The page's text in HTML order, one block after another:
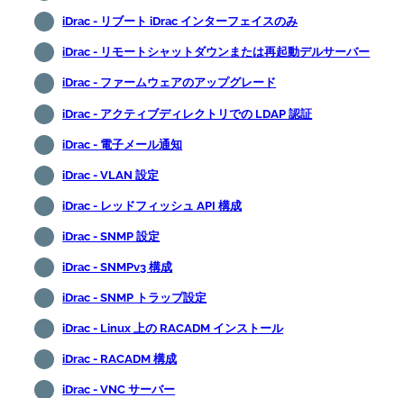
iDrac - リブート iDrac インターフェイスのみ
iDrac - リモートシャットダウンまたは再起動デルサーバー
iDrac - ファームウェアのアップグレード
iDrac - アクティブディレクトリでの LDAP 認証
iDrac - 電子メール通知
iDrac - VLAN 設定
iDrac - レッドフィッシュ API 構成
iDrac - SNMP 設定
iDrac - SNMPv3 構成
iDrac - SNMP トラップ設定
iDrac - Linux 上の RACADM インストール
iDrac - RACADM 構成
iDrac - VNC サーバー